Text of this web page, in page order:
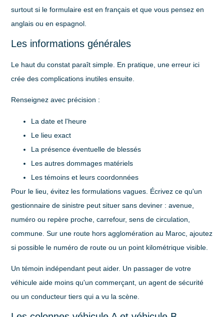
surtout si le formulaire est en français et que vous pensez en
anglais ou en espagnol.
Les informations générales
Le haut du constat paraît simple. En pratique, une erreur ici
crée des complications inutiles ensuite.
Renseignez avec précision :
La date et l'heure
Le lieu exact
La présence éventuelle de blessés
Les autres dommages matériels
Les témoins et leurs coordonnées
Pour le lieu, évitez les formulations vagues. Écrivez ce qu'un
gestionnaire de sinistre peut situer sans deviner : avenue,
numéro ou repère proche, carrefour, sens de circulation,
commune. Sur une route hors agglomération au Maroc, ajoutez
si possible le numéro de route ou un point kilométrique visible.
Un témoin indépendant peut aider. Un passager de votre
véhicule aide moins qu'un commerçant, un agent de sécurité
ou un conducteur tiers qui a vu la scène.